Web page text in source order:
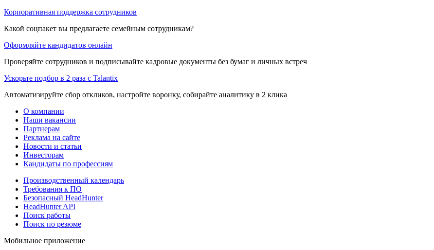
Корпоративная поддержка сотрудников
Какой соцпакет вы предлагаете семейным сотрудникам?
Оформляйте кандидатов онлайн
Проверяйте сотрудников и подписывайте кадровые документы без бумаг и личных встреч
Ускорьте подбор в 2 раза с Talantix
Автоматизируйте сбор откликов, настройте воронку, собирайте аналитику в 2 клика
О компании
Наши вакансии
Партнерам
Реклама на сайте
Новости и статьи
Инвесторам
Кандидаты по профессиям
Производственный календарь
Требования к ПО
Безопасный HeadHunter
HeadHunter API
Поиск работы
Поиск по резюме
Мобильное приложение